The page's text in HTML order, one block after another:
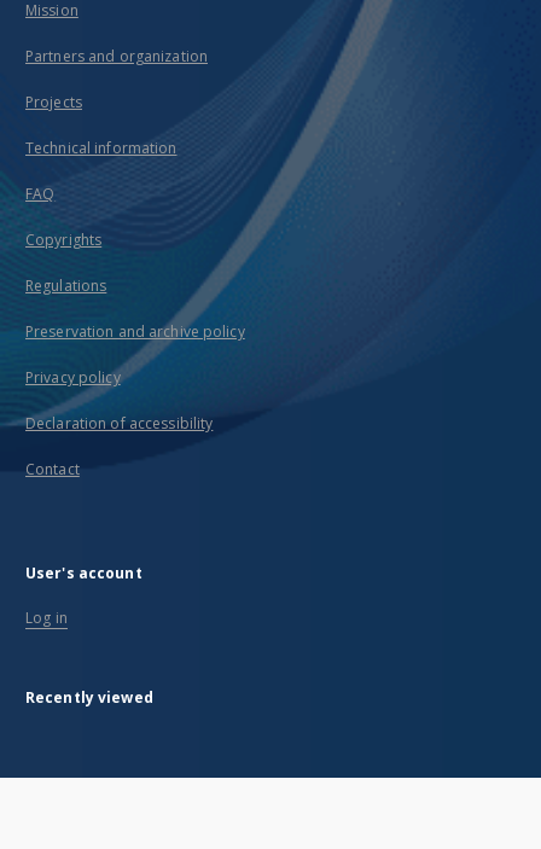
Mission
Partners and organization
Projects
Technical information
FAQ
Copyrights
Regulations
Preservation and archive policy
Privacy policy
Declaration of accessibility
Contact
User's account
Log in
Recently viewed